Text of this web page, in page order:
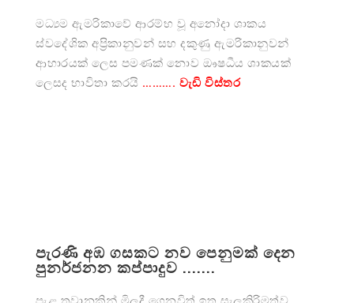
මධ්‍යම ඇමරිකාවේ ආරම්භ වූ අනෝදා ශාකය
ස්වදේශික අප්‍රිකානුවන් සහ දකුණු ඇමරිකානුවන්
ආහාරයක් ලෙස පමණක් නොව ඖෂධීය ශාකයක්
ලෙසද භාවිතා කරයි ………. වැඩි විස්තර
පැරණි අඹ ගසකට නව පෙනුමක් දෙන
පුනර්ජනන කප්පාදුව .......